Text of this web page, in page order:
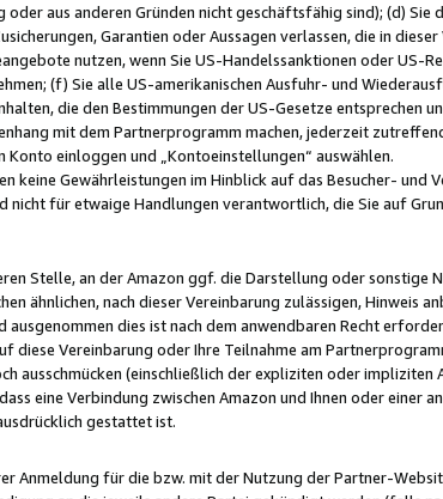
aus anderen Gründen nicht geschäftsfähig sind); (d)
Garantien oder Aussagen verlassen, die in
nutzen, wenn Sie US-Handelssanktionen oder US-
(f) Sie alle US-amerikanischen Ausfuhr- und
die den Bestimmungen der US-Gesetze entsprechen
mit dem Partnerprogramm machen, jederzeit
Konto einloggen und „Kontoeinstellungen“ auswählen.
keine Gewährleistungen im Hinblick auf das Besucher- und
nicht für etwaige Handlungen verantwortlich, die Sie auf
Stelle, an der Amazon ggf. die Darstellung oder
ähnlichen, nach dieser Vereinbarung zulässigen, Hinweis
ausgenommen dies ist nach dem anwendbaren Recht
diese Vereinbarung oder Ihre Teilnahme am
ausschmücken (einschließlich der expliziten oder
eine Verbindung zwischen Amazon und Ihnen oder einer
gestattet ist.
Anmeldung für die bzw. mit der Nutzung der Partner-